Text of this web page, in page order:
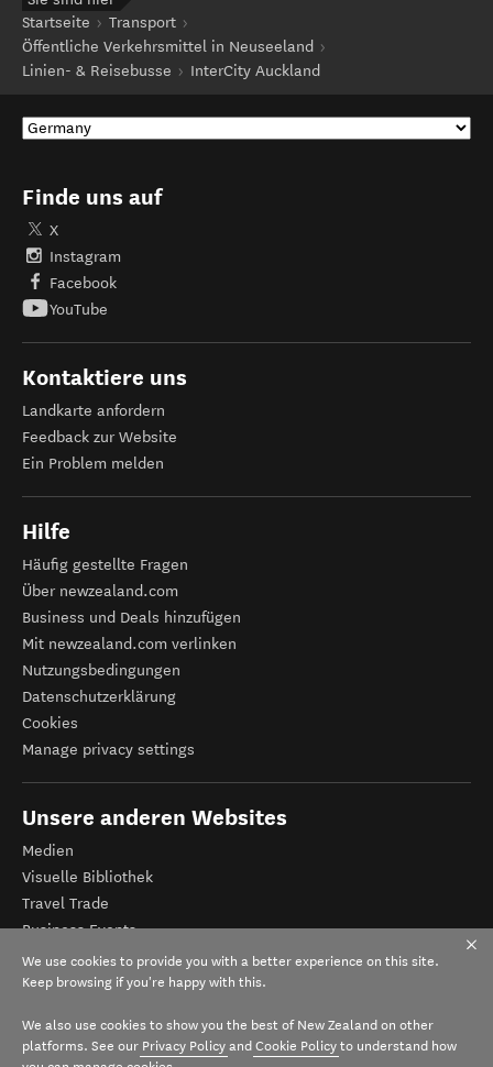
Startseite
Transport
Öffentliche Verkehrsmittel in Neuseeland
Linien- & Reisebusse
InterCity Auckland
Finde uns auf
X
Instagram
Facebook
YouTube
Kontaktiere uns
Landkarte anfordern
Feedback zur Website
Ein Problem melden
Hilfe
Häufig gestellte Fragen
Über newzealand.com
Business und Deals hinzufügen
Mit newzealand.com verlinken
Nutzungsbedingungen
Datenschutzerklärung
Cookies
Manage privacy settings
Unsere anderen Websites
Medien
Visuelle Bibliothek
Travel Trade
Business Events
Tourismus Neuseeland
Veranstalter-Registrierung
We use cookies to provide you with a better experience on this site.
Keep browsing if you're happy with this.
We also use cookies to show you the best of New Zealand on other
platforms. See our Privacy Policy and Cookie Policy to understand how